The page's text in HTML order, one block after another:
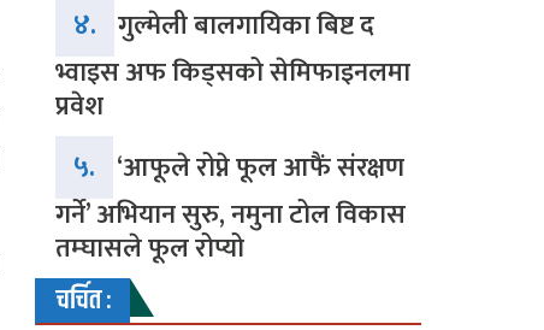
४. गुल्मेली बालगायिका बिष्ट द
भ्वाइस अफ किड्सको सेमिफाइनलमा
प्रवेश
५. ‘आफूले रोप्ने फूल आफैं संरक्षण
गर्ने’ अभियान सुरु, नमुना टोल विकास
तम्घासले फूल रोप्यो
चर्चित :